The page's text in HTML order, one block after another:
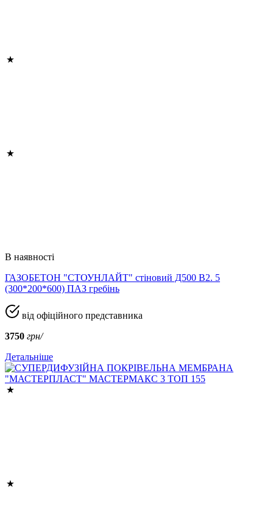
В наявності
ГАЗОБЕТОН "СТОУНЛАЙТ" стіновий Д500 В2. 5
(300*200*600) ПАЗ гребінь
від офіційного представника
3750 грн/
Детальніше